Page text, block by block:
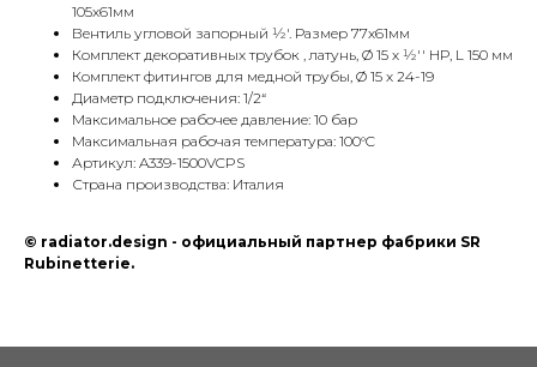
105х61мм
Вентиль угловой запорный ½'. Размер 77х61мм
Комплект декоративных трубок , латунь, Ø 15 х ½'' НР, L 150 мм
Комплект фитингов для медной трубы, Ø 15 х 24-19
Диаметр подключения: 1/2“
Максимальное рабочее давление: 10 бар
Максимальная рабочая температура: 100°C
Артикул: A339-1500VCPS
Страна производства: Италия
© radiator.design - официальный партнер фабрики SR
Rubinetterie.
Phone:
+7 (909) 225 70 70
Политика конфиденциальности
E-mail: info@radiator.design
© radiator.design 2025